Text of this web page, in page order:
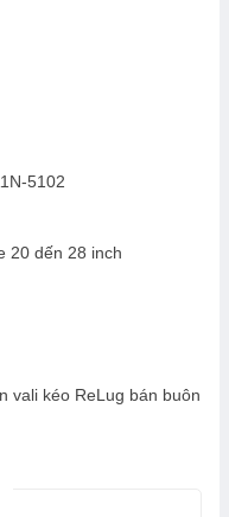
5102
20 dến 28 inch
vali kéo ReLug bán buôn